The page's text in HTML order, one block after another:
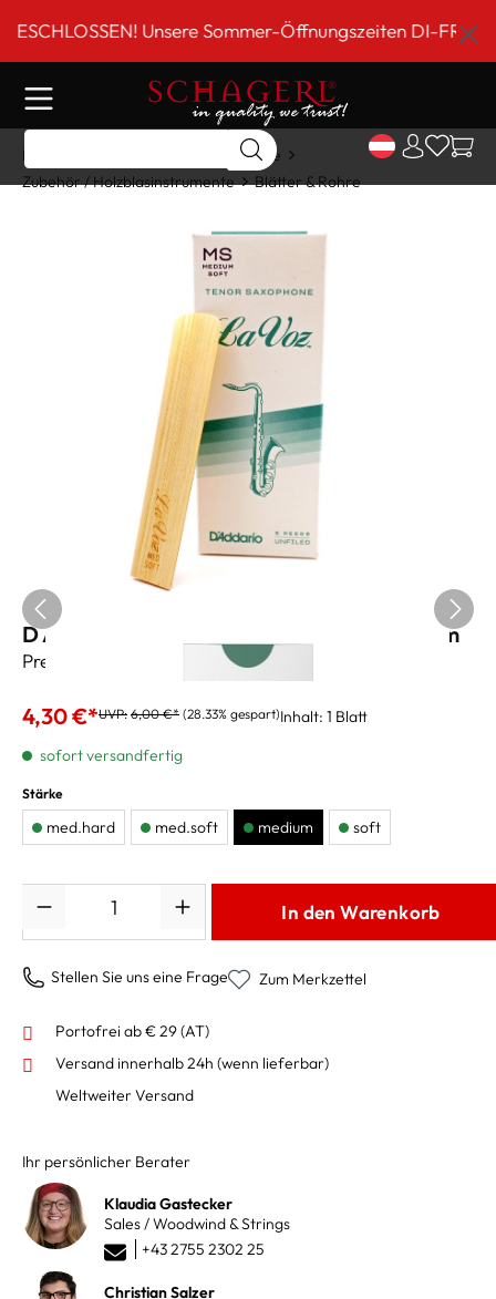
springenUnsere Sommer-Öffnungszeiten DI-FR 9 bis
Home
Holzblasinstrumente
Zubehör / Holzblasinstrumente
Blätter & Rohre
D Addario La Voz Tenorsaxblätter - medium
Preis pro Blatt
4,30 €*UVP: 6,00 €* (28.33% gespart)Inhalt: 1 Blatt
sofort versandfertig
Stärke
med.hard med.soft medium soft
In den Warenkorb
Stellen Sie uns eine Frage Zum Merkzettel
Portofrei ab € 29 (AT)
Versand innerhalb 24h (wenn lieferbar)
Weltweiter Versand
Ihr persönlicher Berater
Klaudia Gastecker
Sales / Woodwind & Strings
+43 2755 2302 25
Christian Salzer